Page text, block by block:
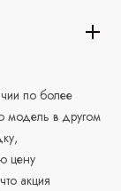
по более
модель в другом
цену
акция